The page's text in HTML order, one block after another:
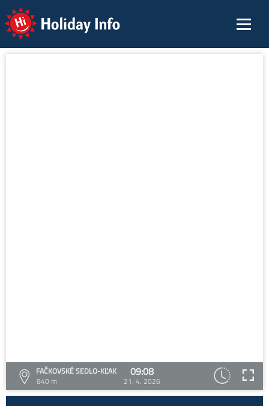
Holiday Info
FAČKOVSKÉ SEDLO-KĽAK
840 m
09:08
21. 4. 2026